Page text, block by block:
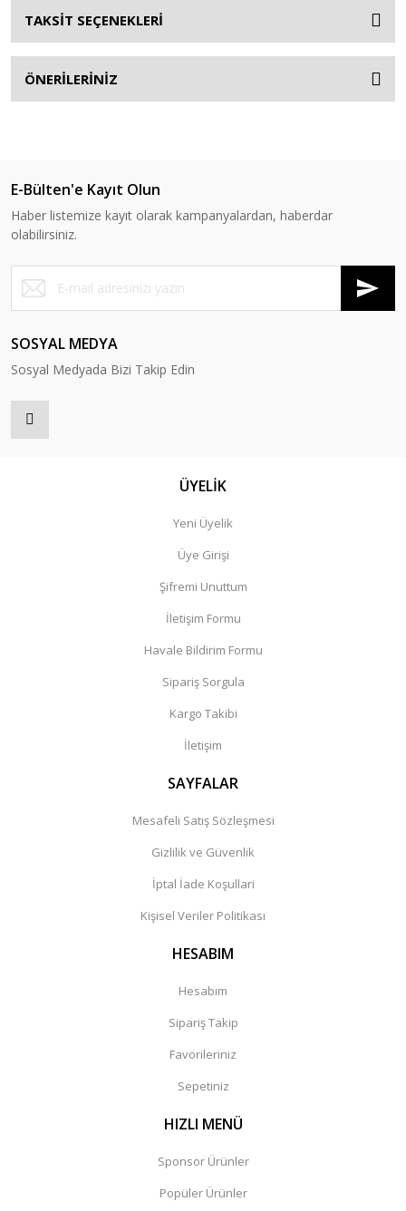
TAKSİT SEÇENEKLERİ
ÖNERİLERİNİZ
E-Bülten'e Kayıt Olun
Haber listemize kayıt olarak kampanyalardan, haberdar
olabilirsiniz.
SOSYAL MEDYA
Sosyal Medyada Bizi Takip Edin
ÜYELİK
Yeni Üyelik
Üye Girişi
Şifremi Unuttum
İletişim Formu
Havale Bildirim Formu
Sipariş Sorgula
Kargo Takibi
İletişim
SAYFALAR
Mesafeli Satış Sözleşmesi
Gizlilik ve Güvenlik
İptal İade Koşullari
Kişisel Veriler Politikası
HESABIM
Hesabım
Sipariş Takip
Favorileriniz
Sepetiniz
HIZLI MENÜ
Sponsor Ürünler
Popüler Ürünler